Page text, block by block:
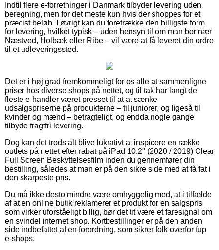
Indtil flere e-forretninger i Danmark tilbyder levering uden
beregning, men for det meste kun hvis der shoppes for et
præcist beløb. I øvrigt kan du foretrække den billigste form
for levering, hvilket typisk – uden hensyn til om man bor nær
Næstved, Holbæk eller Ribe – vil være at få leveret din ordre
til et udleveringssted.
Det er i høj grad fremkommeligt for os alle at sammenligne
priser hos diverse shops på nettet, og til tak har langt de
fleste e-handler været presset til at at sænke
udsalgspriserne på produkterne – til juniorer, og ligeså til
kvinder og mænd – betragteligt, og endda nogle gange
tilbyde fragtfri levering.
Dog kan det trods alt blive lukrativt at inspicere en række
outlets på nettet efter rabat på iPad 10.2" (2020 / 2019) Clear
Full Screen Beskyttelsesfilm inden du gennemfører din
bestilling, således at man er på den sikre side med at få fat i
den skarpeste pris.
Du må ikke desto mindre være omhyggelig med, at i tilfælde
af at en online butik reklamerer et produkt for en salgspris
som virker uforståeligt billig, bør det tit være et faresignal om
en svindel internet shop. Kortbestillinger er på den anden
side indbefattet af en forordning, som sikrer folk overfor fup
e-shops.